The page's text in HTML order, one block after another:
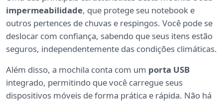
impermeabilidade, que protege seu notebook e
outros pertences de chuvas e respingos. Você pode se
deslocar com confiança, sabendo que seus itens estão
seguros, independentemente das condições climáticas.
Além disso, a mochila conta com um porta USB
integrado, permitindo que você carregue seus
dispositivos móveis de forma prática e rápida. Não há